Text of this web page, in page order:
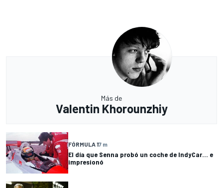
Más de
Valentin Khorounzhiy
FÓRMULA 17 m
El día que Senna probó un coche de IndyCar... e
impresionó